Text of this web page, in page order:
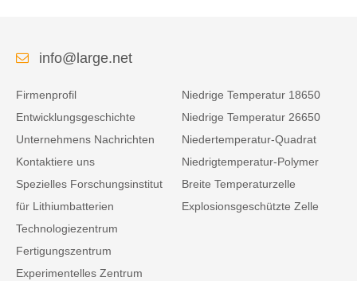
info@large.net
Firmenprofil
Entwicklungsgeschichte
Unternehmens Nachrichten
Kontaktiere uns
Spezielles Forschungsinstitut
für Lithiumbatterien
Technologiezentrum
Fertigungszentrum
Experimentelles Zentrum
Niedrige Temperatur 18650
Niedrige Temperatur 26650
Niedertemperatur-Quadrat
Niedrigtemperatur-Polymer
Breite Temperaturzelle
Explosionsgeschützte Zelle